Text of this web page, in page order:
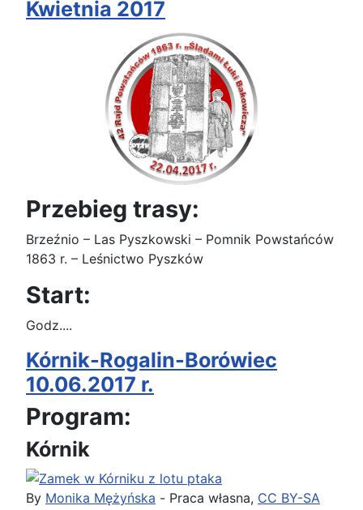
Kwietnia 2017
Przebieg trasy:
Brzeźnio – Las Pyszkowski – Pomnik Powstańców
1863 r. – Leśnictwo Pyszków
Start:
Godz....
Kórnik-Rogalin-Borówiec
10.06.2017 r.
Program:
Kórnik
By Monika Mężyńska - Praca własna, CC BY-SA